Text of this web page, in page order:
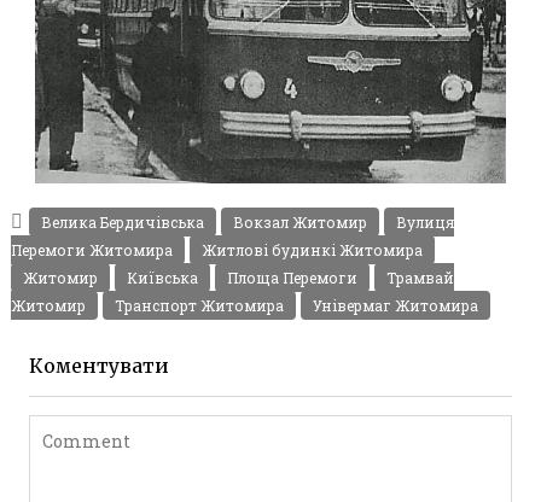
ПЕРШІ ЗІУ-5 ТРОЛЕЙБУСИ ЖИТОМИРА 1962
Фото Житомир (1960-
Leave a comment
Велика Бердичівська Вокзал Житомир
Вулиця
Перемоги Житомира
Житлові будинкі Житомира
Житомир
Київська Площа Перемоги
Трамвай
Житомир
Транспорт Житомира Універмаг Житомира
Коментувати